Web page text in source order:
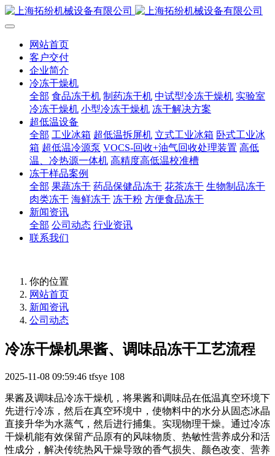
网站首页
客户交付
企业简介
冷冻干燥机
全部 食品冻干机 制药冻干机 中试型冷冻干燥机 实验室
冷冻干燥机 小型冷冻干燥机 冻干解决方案
超低温设备
全部 工业冰箱 超低温拆屏机 立式工业冰箱 卧式工业冰
箱 超低温冷源泵 VOCS-回收+油气回收处理装置 高低
温、冷热源一体机 高精度高低温校准槽
冻干样品案例
全部 果蔬冻干 药品保健品冻干 花茶冻干 生物制品冻干
肉类冻干 海鲜冻干 冻干粉 方便食品冻干
新闻资讯
全部 公司动态 行业资讯
联系我们
你的位置
网站首页
新闻资讯
公司动态
冷冻干燥机果酱、调味品冻干工艺流程
2025-11-08 09:59:46 tfsye 108
果酱及调味品冷冻干燥机，将果酱和调味品在低温真空环境下
先进行冷冻，然后在真空环境中，使物料中的水分从固态冰晶
直接升华为水蒸气，然后进行捕集。实现物理干燥。通过冷冻
干燥机能有效保留产品原有的风味物质、热敏性营养成分和活
性成分，解决传统热风干燥导致的香气损失、颜色改变、营养